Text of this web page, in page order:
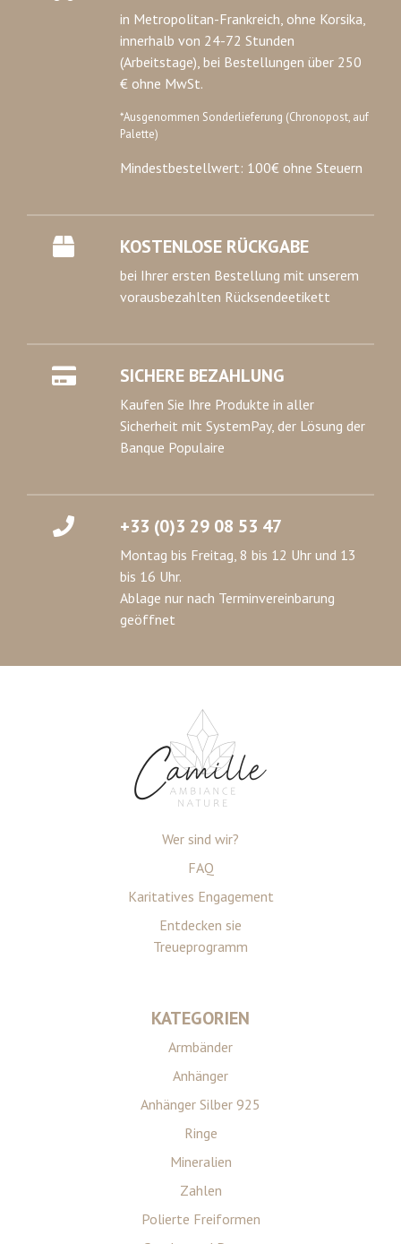
in Metropolitan-Frankreich, ohne Korsika,
innerhalb von 24-72 Stunden
(Arbeitstage), bei Bestellungen über 250
€ ohne MwSt.
*Ausgenommen Sonderlieferung (Chronopost, auf
Palette)
Mindestbestellwert: 100€ ohne Steuern
KOSTENLOSE RÜCKGABE
bei Ihrer ersten Bestellung mit unserem
vorausbezahlten Rücksendeetikett
SICHERE BEZAHLUNG
Kaufen Sie Ihre Produkte in aller
Sicherheit mit SystemPay, der Lösung der
Banque Populaire
+33 (0)3 29 08 53 47
Montag bis Freitag, 8 bis 12 Uhr und 13
bis 16 Uhr.
Ablage nur nach Terminvereinbarung
geöffnet
Wer sind wir?
FAQ
Karitatives Engagement
Entdecken sie
Treueprogramm
KATEGORIEN
Armbänder
Anhänger
Anhänger Silber 925
Ringe
Mineralien
Zahlen
Polierte Freiformen